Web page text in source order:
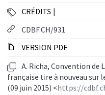
CRÉDITS
CDBF.CH/931
VERSION PDF
A. Richa, Convention de
française tire à nouveau sur
(09 juin 2015) <https://